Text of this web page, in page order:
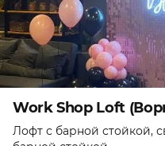
Work Shop Loft
Лофт с барной стойкой,